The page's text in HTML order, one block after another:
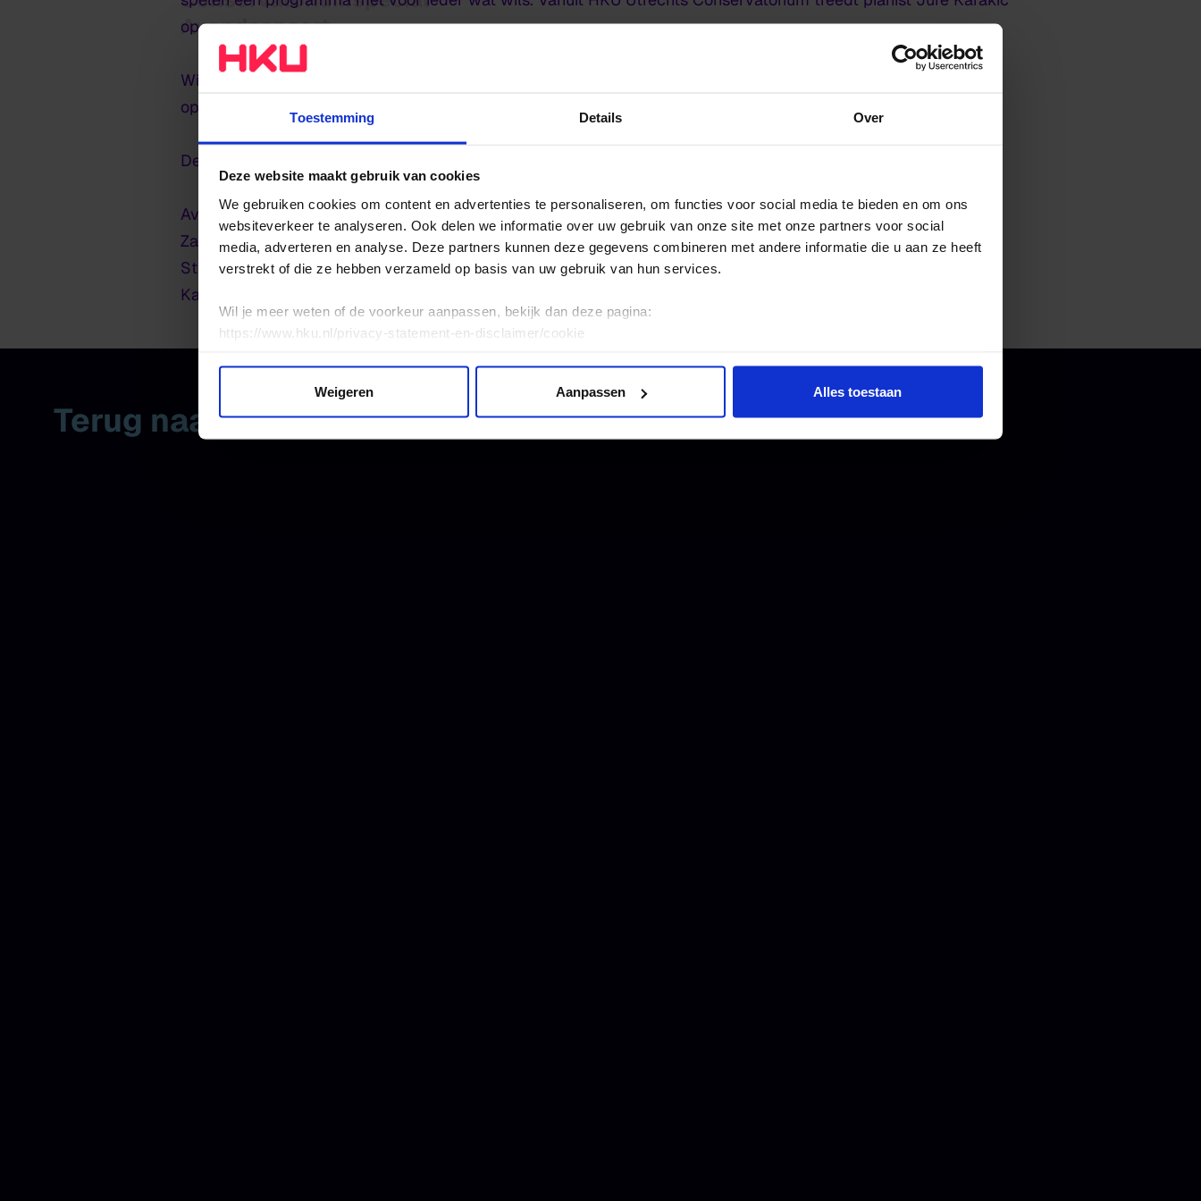
Toestemming Details Over
Deze website maakt gebruik van cookies
We gebruiken cookies om content en advertenties te personaliseren, om functies voor social media te bieden en om ons
websiteverkeer te analyseren. Ook delen we informatie over uw gebruik van onze site met onze partners voor social
media, adverteren en analyse. Deze partners kunnen deze gegevens combineren met andere informatie die u aan ze heeft
verstrekt of die ze hebben verzameld op basis van uw gebruik van hun services.
Wil je meer weten of de voorkeur aanpassen, bekijk dan deze pagina:
https://www.hku.nl/privacy-statement-en-disclaimer/cookie
Weigeren Aanpassen Alles toestaan
Avondconcert
op.
Wil jij de volgende Janine Jansen al horen voordat die beroemd is? Dit is je kans! Meld je gratis aan om de
opname bij te wonen via
De uitzending van de aflevering is op 1 januari 2026
Avondconcert Toekomstmuziek
Za 6 december 15.30 uur
Stadsklooster Utrecht
Kanaalstraat 198, Utrecht
Terug naar agenda